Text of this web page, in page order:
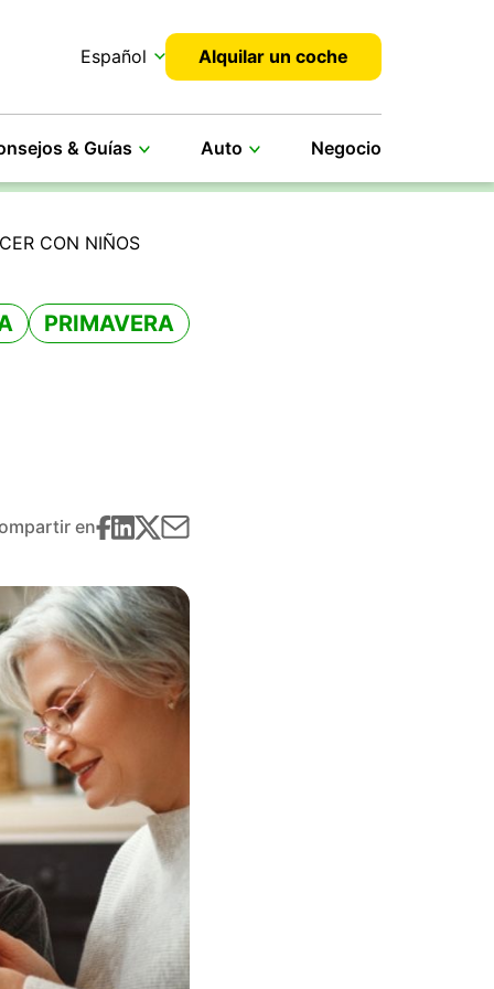
Español Alquilar un coche
& Guías Auto Negocio
CON NIÑOS
PRIMAVERA
en